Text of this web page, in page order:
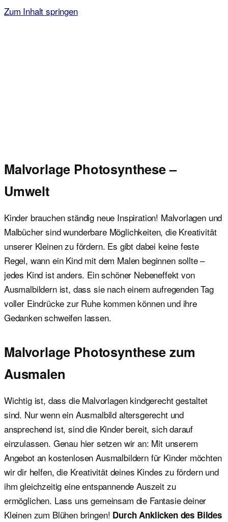
Zum Inhalt springen
Malvorlage Photosynthese –
Umwelt
Kinder brauchen ständig neue Inspiration! Malvorlagen und
Malbücher sind wunderbare Möglichkeiten, die Kreativität
unserer Kleinen zu fördern. Es gibt dabei keine feste
Regel, wann ein Kind mit dem Malen beginnen sollte –
jedes Kind ist anders. Ein schöner Nebeneffekt von
Ausmalbildern ist, dass sie nach einem aufregenden Tag
voller Eindrücke zur Ruhe kommen können und ihre
Gedanken schweifen lassen.
Malvorlage Photosynthese zum
Ausmalen
Wichtig ist, dass die Malvorlagen kindgerecht gestaltet
sind. Nur wenn ein Ausmalbild altersgerecht und
ansprechend ist, sind die Kinder bereit, sich darauf
einzulassen. Genau hier setzen wir an: Mit unserem
Angebot an kostenlosen Ausmalbildern für Kinder möchten
wir dir helfen, die Kreativität deines Kindes zu fördern und
ihm gleichzeitig eine entspannende Auszeit zu
ermöglichen. Lass uns gemeinsam die Fantasie deiner
Kleinen zum Blühen bringen! Durch Anklicken des Bildes